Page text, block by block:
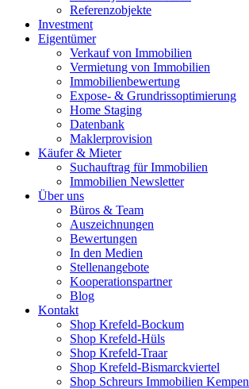
Referenzobjekte
Investment
Eigentümer
Verkauf von Immobilien
Vermietung von Immobilien
Immobilienbewertung
Expose- & Grundrissoptimierung
Home Staging
Datenbank
Maklerprovision
Käufer & Mieter
Suchauftrag für Immobilien
Immobilien Newsletter
Über uns
Büros & Team
Auszeichnungen
Bewertungen
In den Medien
Stellenangebote
Kooperationspartner
Blog
Kontakt
Shop Krefeld-Bockum
Shop Krefeld-Hüls
Shop Krefeld-Traar
Shop Krefeld-Bismarckviertel
Shop Schreurs Immobilien Kempen